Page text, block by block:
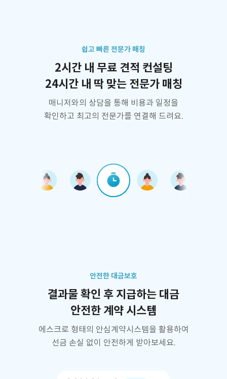
쉽고 빠른 전문가 매칭
2시간 내 무료 견적 컨설팅
24시간 내 딱 맞는 전문가 매칭
매니저와의 상담을 통해 비용과 일정을
확인하고 최고의 전문가를 연결해 드려요.
안전한 대금보호
결과물 확인 후 지급하는 대금
안전한 계약 시스템
에스크로 형태의 안심계약시스템을 활용하여
선금 손실 없이 안전하게 받아보세요.